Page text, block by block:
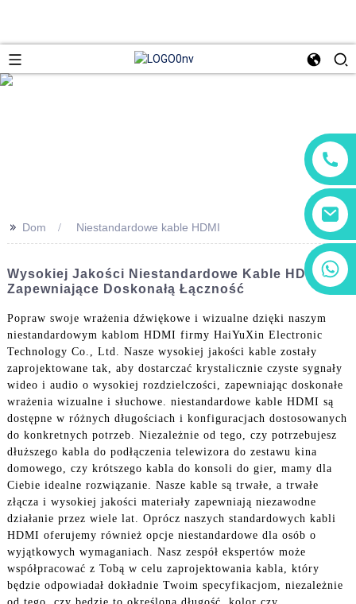
+86 18602095014
>> Dom Niestandardowe kable HDMI
Wysokiej Jakości Niestandardowe Kable HDMI
Zapewniające Doskonałą Łączność
Popraw swoje wrażenia dźwiękowe i wizualne dzięki naszym
niestandardowym kablom HDMI firmy HaiYuXin Electronic
Technology Co., Ltd. Nasze wysokiej jakości kable zostały
zaprojektowane tak, aby dostarczać krystalicznie czyste sygnały
wideo i audio o wysokiej rozdzielczości, zapewniając doskonałe
wrażenia wizualne i słuchowe. niestandardowe kable HDMI są
dostępne w różnych długościach i konfiguracjach dostosowanych
do konkretnych potrzeb. Niezależnie od tego, czy potrzebujesz
dłuższego kabla do podłączenia telewizora do zestawu kina
domowego, czy krótszego kabla do konsoli do gier, mamy dla
Ciebie idealne rozwiązanie. Nasze kable są trwałe, a trwałe
złącza i wysokiej jakości materiały zapewniają niezawodne
działanie przez wiele lat. Oprócz naszych standardowych kabli
HDMI oferujemy również opcje niestandardowe dla osób o
wyjątkowych wymaganiach. Nasz zespół ekspertów może
współpracować z Tobą w celu zaprojektowania kabla, który
będzie odpowiadał dokładnie Twoim specyfikacjom, niezależnie